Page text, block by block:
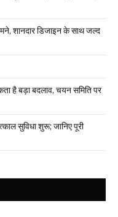
शानदार डिजाइन के साथ जल्द
है बड़ा बदलाव, चयन समिति पर
सुविधा शुरू; जानिए पूरी